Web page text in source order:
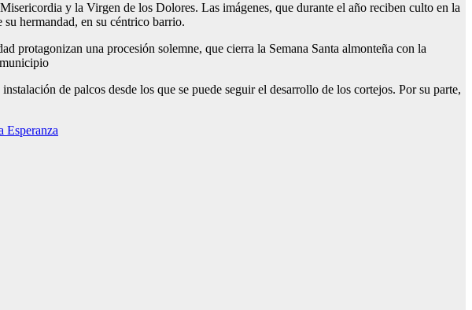
y la Virgen de los Dolores. Las imágenes, que durante el año reciben culto en la
hermandad, en su céntrico barrio.
protagonizan una procesión solemne, que cierra la Semana Santa almonteña con la
de palcos desde los que se puede seguir el desarrollo de los cortejos. Por su parte,
Esperanza